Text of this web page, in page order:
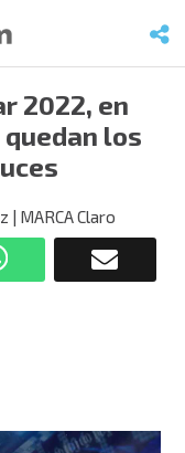
2022, en
los
| MARCA Claro